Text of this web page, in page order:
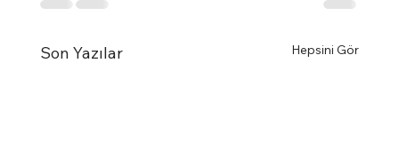
Son Yazılar Hepsini Gör